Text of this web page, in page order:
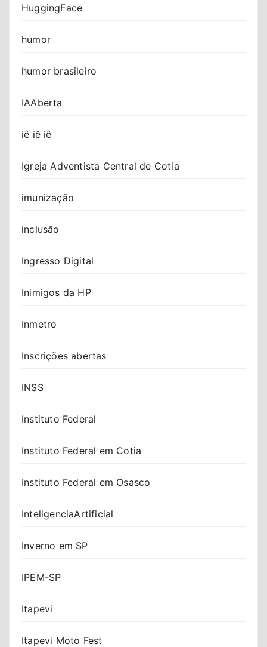
HuggingFace
humor
humor brasileiro
IAAberta
iê iê iê
Igreja Adventista Central de Cotia
imunização
inclusão
Ingresso Digital
Inimigos da HP
Inmetro
Inscrições abertas
INSS
Instituto Federal
Instituto Federal em Cotia
Instituto Federal em Osasco
InteligenciaArtificial
Inverno em SP
IPEM-SP
Itapevi
Itapevi Moto Fest